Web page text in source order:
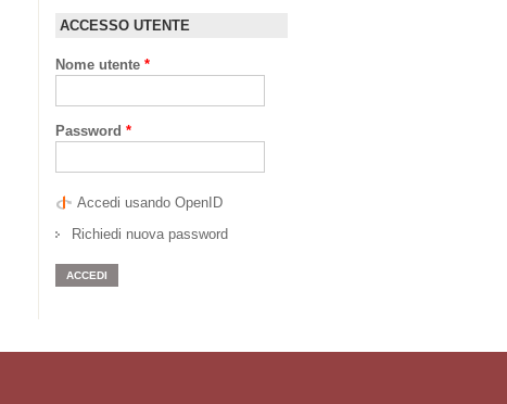
ACCESSO UTENTE
Nome utente *
Password *
Accedi usando OpenID
Richiedi nuova password